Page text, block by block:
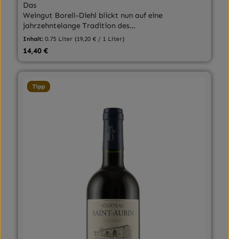
Das
Weingut Borell-Diehl blickt nun auf eine
jahrzehntelange Tradition des
Weinmachens zurück
Inhalt:0.75 Liter (19,20 € / 1 Liter)
Regulärer Preis:
14,40 €
Tipp